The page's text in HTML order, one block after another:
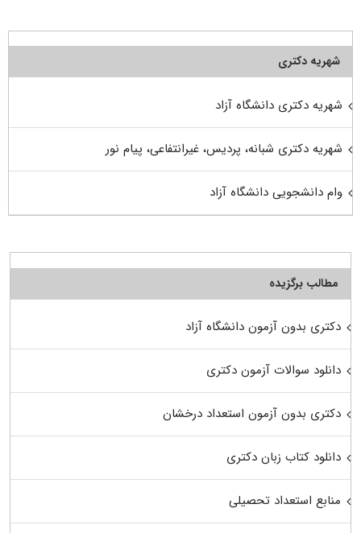
شهریه دکتری
شهریه دکتری دانشگاه آزاد
شهریه دکتری شبانه، پردیس، غیرانتفاعی، پیام نور
وام دانشجویی دانشگاه آزاد
مطالب برگزیده
دکتری بدون آزمون دانشگاه آزاد
دانلود سوالات آزمون دکتری
دکتری بدون آزمون استعداد درخشان
دانلود کتاب زبان دکتری
منابع استعداد تحصیلی